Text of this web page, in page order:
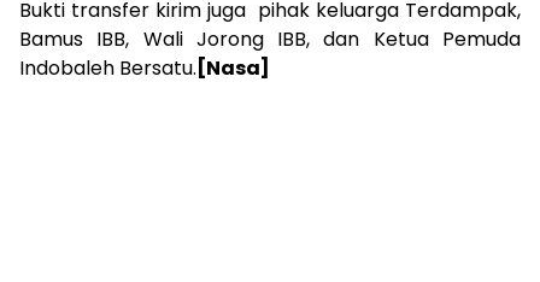
Bukti transfer kirim juga pihak keluarga Terdampak,
Bamus IBB, Wali Jorong IBB, dan Ketua Pemuda
Indobaleh Bersatu. [Nasa]